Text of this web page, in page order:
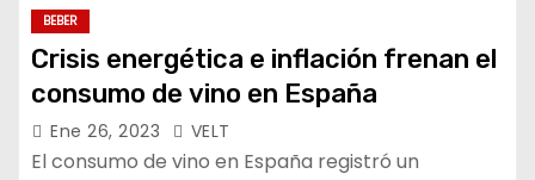
BEBER
Crisis energética e inflación frenan el
consumo de vino en España
Ene 26, 2023 VELT
El consumo de vino en España registró un